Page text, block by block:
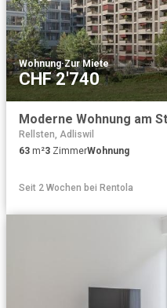
Wohnung·Zur Miete
CHF 2'740
Moderne Wohnung am
Rellsten, Adliswil
63 m²3 ZimmerWohnung
Seit 2 Wochen bei Rentola